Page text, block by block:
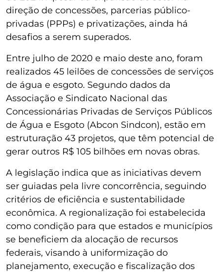
direção de concessões, parcerias público-
privadas (PPPs) e privatizações, ainda há
desafios a serem superados.
Entre julho de 2020 e maio deste ano, foram
realizados 45 leilões de concessões de serviços
de água e esgoto. Segundo dados da
Associação e Sindicato Nacional das
Concessionárias Privadas de Serviços Públicos
de Água e Esgoto (Abcon Sindcon), estão em
estruturação 43 projetos, que têm potencial de
gerar outros R$ 105 bilhões em novas obras.
A legislação indica que as iniciativas devem
ser guiadas pela livre concorrência, seguindo
critérios de eficiência e sustentabilidade
econômica. A regionalização foi estabelecida
como condição para que estados e municípios
se beneficiem da alocação de recursos
federais, visando à uniformização do
planejamento, execução e fiscalização dos